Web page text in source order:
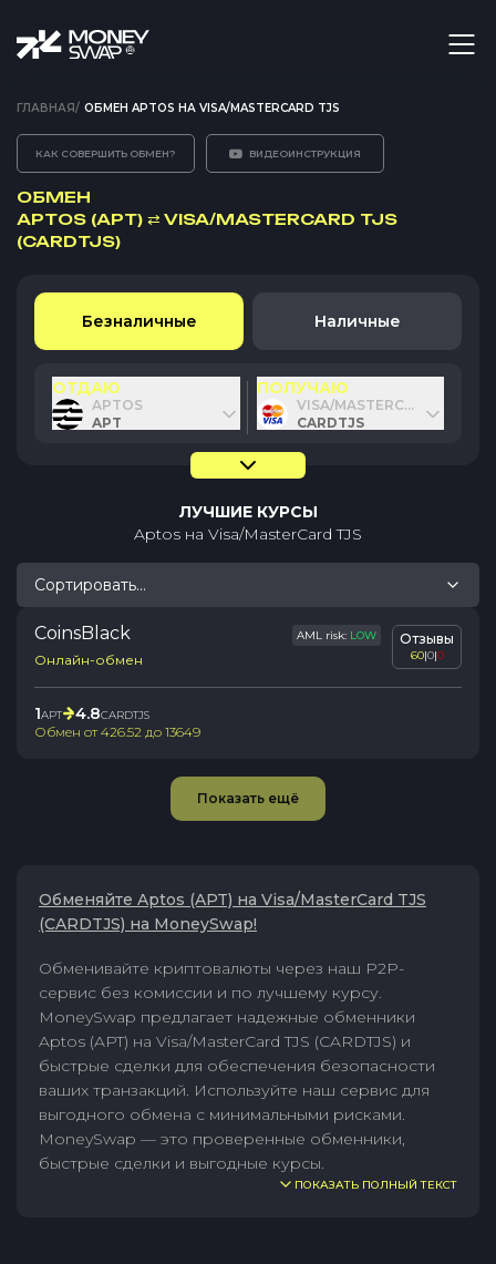
ГЛАВНАЯ/ ОБМЕН APTOS НА VISA/MASTERCARD TJS
КАК СОВЕРШИТЬ ОБМЕН? ВИДЕОИНСТРУКЦИЯ
ОБМЕН
APTOS (APT) ⇄ VISA/MASTERCARD TJS
(CARDTJS)
Безналичные Наличные
ОТДАЮ
APTOS
APT
ПОЛУЧАЮ
VISA/MASTERCARD TJS
CARDTJS
ЛУЧШИЕ КУРСЫ
Aptos на Visa/MasterCard TJS
Сортировать...
CoinsBlack AML risk: LOW
Онлайн-обмен
Отзывы
60|0|0
1APT 4.8CARDTJS
Обмен от426.52 до 13649
Показать ещё
Обменяйте Aptos (APT) на Visa/MasterCard TJS
(CARDTJS) на MoneySwap!
Обменивайте криптовалюты через наш P2P-
сервис без комиссии и по лучшему курсу.
MoneySwap предлагает надежные обменники
Aptos (APT) на Visa/MasterCard TJS (CARDTJS) и
быстрые сделки для обеспечения безопасности
ваших транзакций. Используйте наш сервис для
выгодного обмена с минимальными рисками.
MoneySwap — это проверенные обменники,
быстрые сделки и выгодные курсы.
ПОКАЗАТЬ ПОЛНЫЙ ТЕКСТ